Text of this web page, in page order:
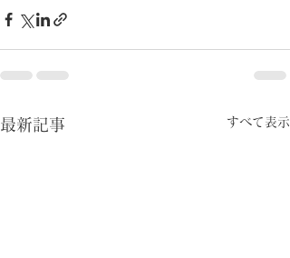
最新記事 すべて表示